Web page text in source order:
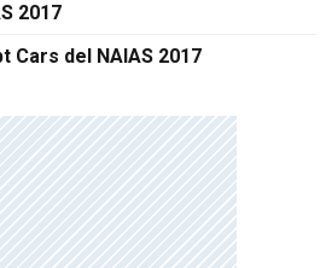
2017
Cars del NAIAS 2017